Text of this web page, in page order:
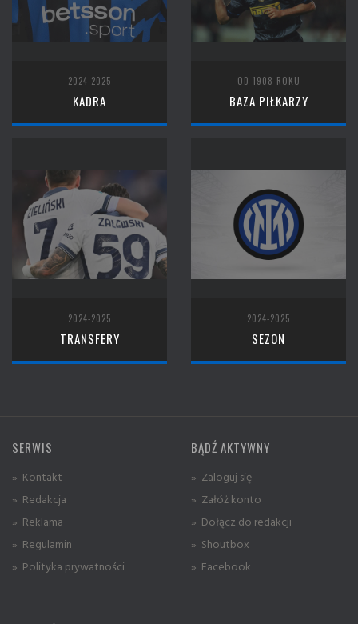
2024-2025
KADRA
OD 1908 ROKU
BAZA PIŁKARZY
2024-2025
TRANSFERY
2024-2025
SEZON
SERWIS
» Kontakt
» Redakcja
» Reklama
» Regulamin
» Polityka prywatności
BĄDŹ AKTYWNY
» Zaloguj się
» Załóż konto
» Dołącz do redakcji
» Shoutbox
» Facebook